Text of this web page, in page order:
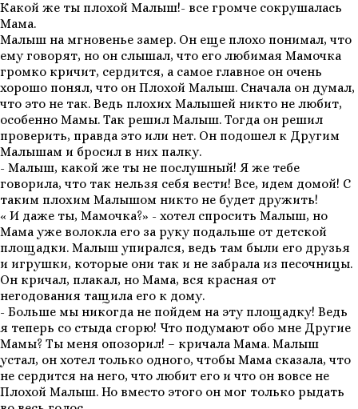
Какой же ты плохой Малыш!- все громче сокрушалась
Мама.
Малыш на мгновенье замер. Он еще плохо понимал, что
ему говорят, но он слышал, что его любимая Мамочка
громко кричит, сердится, а самое главное он очень
хорошо понял, что он Плохой Малыш. Сначала он думал,
что это не так. Ведь плохих Малышей никто не любит,
особенно Мамы. Так решил Малыш. Тогда он решил
проверить, правда это или нет. Он подошел к Другим
Малышам и бросил в них палку.
- Малыш, какой же ты не послушный! Я же тебе
говорила, что так нельзя себя вести! Все, идем домой! С
таким плохим Малышом никто не будет дружить!
« И даже ты, Мамочка?» - хотел спросить Малыш, но
Мама уже волокла его за руку подальше от детской
площадки. Малыш упирался, ведь там были его друзья
и игрушки, которые они так и не забрала из песочницы.
Он кричал, плакал, но Мама, вся красная от
негодования тащила его к дому.
- Больше мы никогда не пойдем на эту площадку! Ведь
я теперь со стыда сгорю! Что подумают обо мне Другие
Мамы? Ты меня опозорил! – кричала Мама. Малыш
устал, он хотел только одного, чтобы Мама сказала, что
не сердится на него, что любит его и что он вовсе не
Плохой Малыш. Но вместо этого он мог только рыдать